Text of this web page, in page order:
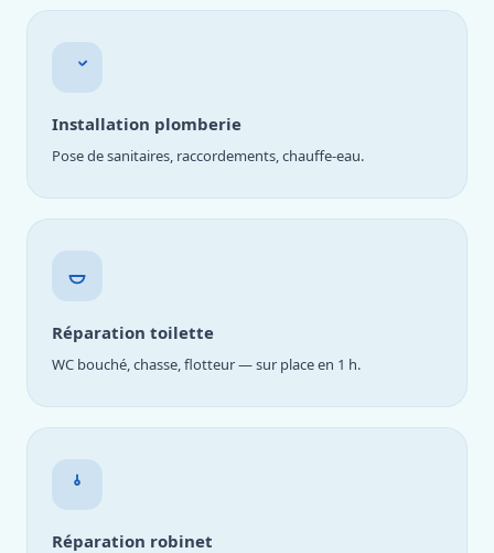
Installation plomberie
Pose de sanitaires, raccordements, chauffe-eau.
Réparation toilette
WC bouché, chasse, flotteur — sur place en 1 h.
Réparation robinet